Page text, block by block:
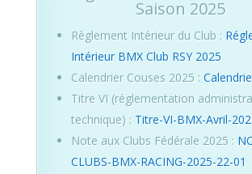
Saison 2025
Règlement Intérieur du Club :
Intérieur BMX Club RSY 2025
Calendrier Couses 2025 :
Titre VI (réglementation
technique) : Titre-VI-BMX-Avril-
Note aux Clubs Fédérale 2025 :
CLUBS-BMX-RACING-2025-22-01